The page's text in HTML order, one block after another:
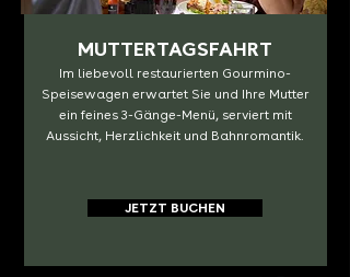
MUTTERTAGSFAHRT
Im liebevoll restaurierten Gourmino-
Speisewagen erwartet Sie und Ihre Mutter
ein feines 3-Gänge-Menü, serviert mit
Aussicht, Herzlichkeit und Bahnromantik.
JETZT BUCHEN